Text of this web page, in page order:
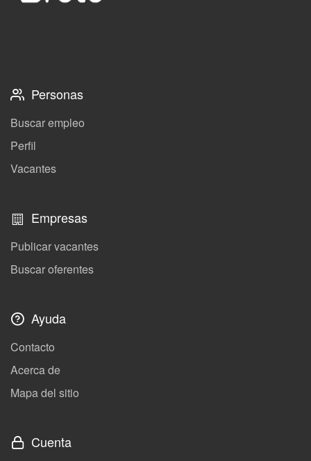
Personas
Buscar empleo
Perfil
Vacantes
Empresas
Publicar vacantes
Buscar oferentes
Ayuda
Contacto
Acerca de
Mapa del sitio
Cuenta